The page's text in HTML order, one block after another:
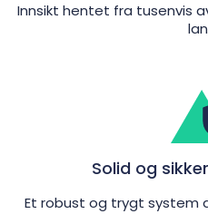
Inn­sikt hentet fra tusenvis
Solid og
Et robust og trygt system